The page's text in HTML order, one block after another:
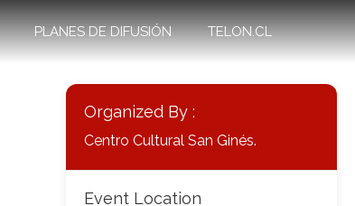
PLANES DE DIFUSIÓN TELON.CL
Organized By :
Centro Cultural San Ginés.
Event Location